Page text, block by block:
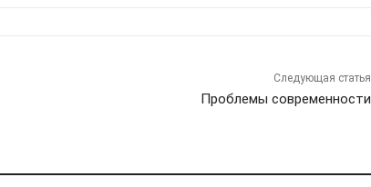
Следующая статья
Проблемы современности